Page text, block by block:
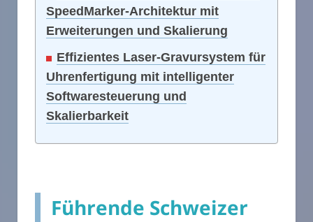
SpeedMarker-Architektur mit
Erweiterungen und Skalierung
Effizientes Laser-Gravursystem für
Uhrenfertigung mit intelligenter
Softwaresteuerung und
Skalierbarkeit
Führende Schweizer